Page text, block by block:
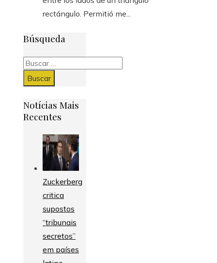
rectángulo. Permitió me...
Búsqueda
Buscar:
Notícias Mais
Recentes
Zuckerberg
critica
supostos
“tribunais
secretos”
em países